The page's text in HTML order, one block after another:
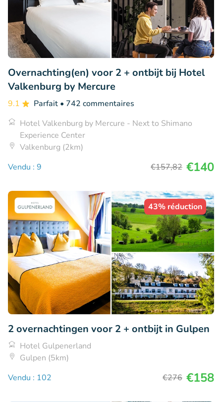
Overnachting(en) voor 2 + ontbijt bij Hotel
Valkenburg by Mercure
9.1 Parfait • 742 commentaires
Hotel Valkenburg by Mercure - Next to Shimano
Experience Center
Valkenburg (2km)
Vendu : 9
€157,82 €140
43% réduction
2 overnachtingen voor 2 + ontbijt in Gulpen
Hotel Gulpenerland
Gulpen (5km)
Vendu : 102
€276 €158